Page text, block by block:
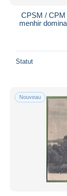
CPSM / CPM
menhir
Statut
Nouveau